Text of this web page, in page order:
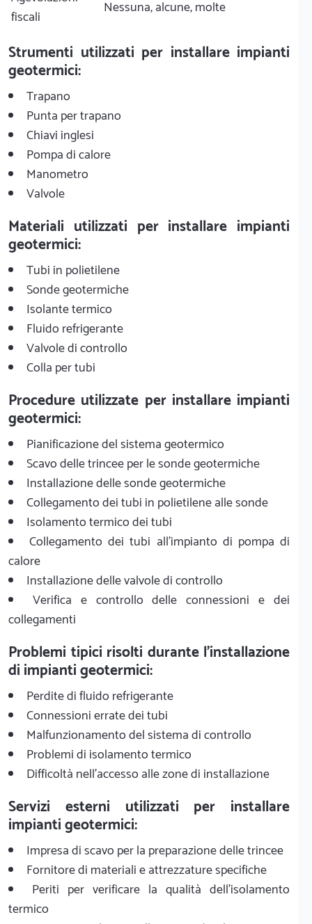
fiscali
Nessuna, alcune, molte
Strumenti utilizzati per installare impianti
geotermici:
Trapano
Punta per trapano
Chiavi inglesi
Pompa di calore
Manometro
Valvole
Materiali utilizzati per installare impianti
geotermici:
Tubi in polietilene
Sonde geotermiche
Isolante termico
Fluido refrigerante
Valvole di controllo
Colla per tubi
Procedure utilizzate per installare impianti
geotermici:
Pianificazione del sistema geotermico
Scavo delle trincee per le sonde geotermiche
Installazione delle sonde geotermiche
Collegamento dei tubi in polietilene alle sonde
Isolamento termico dei tubi
Collegamento dei tubi all'impianto di pompa di
calore
Installazione delle valvole di controllo
Verifica e controllo delle connessioni e dei
collegamenti
Problemi tipici risolti durante l'installazione
di impianti geotermici:
Perdite di fluido refrigerante
Connessioni errate dei tubi
Malfunzionamento del sistema di controllo
Problemi di isolamento termico
Difficoltà nell'accesso alle zone di installazione
Servizi esterni utilizzati per installare
impianti geotermici:
Impresa di scavo per la preparazione delle trincee
Fornitore di materiali e attrezzature specifiche
Periti per verificare la qualità dell'isolamento
termico